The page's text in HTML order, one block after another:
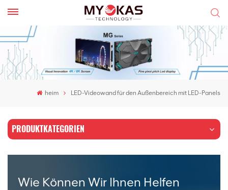
heim LED-Videowand für den Außenbereich mit LED-Panels
PRODUKTKATEGORIEN
Wie Können Wir Ihnen Helfen